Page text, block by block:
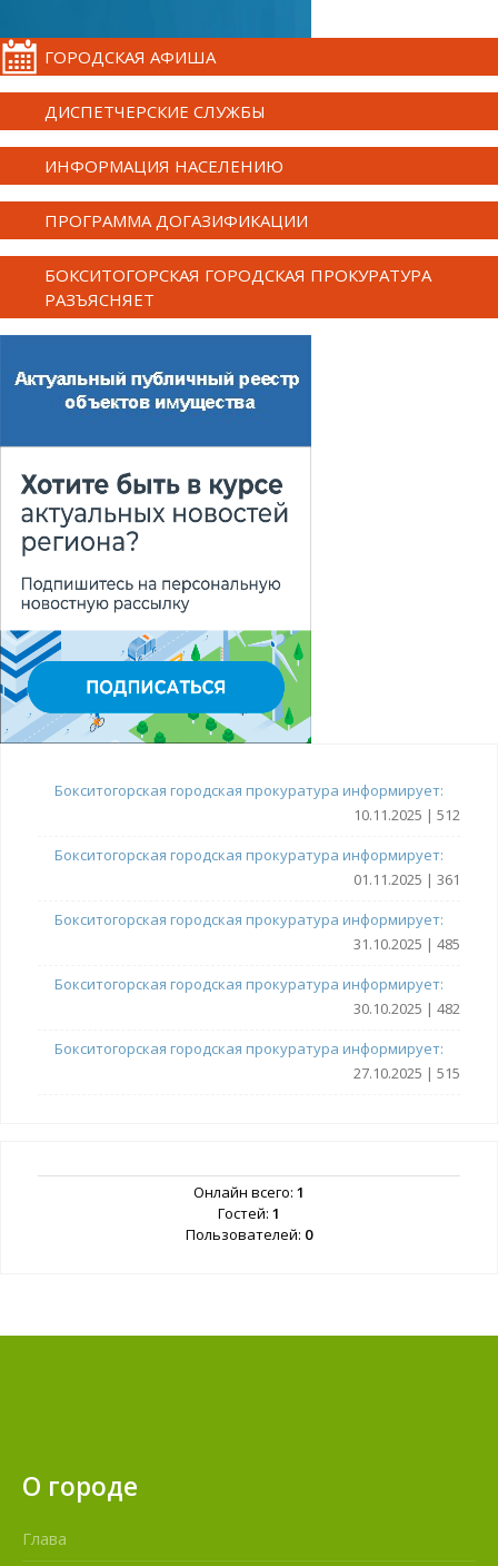
ГОРОДСКАЯ АФИША
ДИСПЕТЧЕРСКИЕ СЛУЖБЫ
ИНФОРМАЦИЯ НАСЕЛЕНИЮ
ПРОГРАММА ДОГАЗИФИКАЦИИ
БОКСИТОГОРСКАЯ ГОРОДСКАЯ ПРОКУРАТУРА
РАЗЪЯСНЯЕТ
Бокситогорская городская прокуратура информирует:
10.11.2025 | 512
Бокситогорская городская прокуратура информирует:
01.11.2025 | 361
Бокситогорская городская прокуратура информирует:
31.10.2025 | 485
Бокситогорская городская прокуратура информирует:
30.10.2025 | 482
Бокситогорская городская прокуратура информирует:
27.10.2025 | 515
Онлайн всего: 1
Гостей: 1
Пользователей: 0
О городе
Глава